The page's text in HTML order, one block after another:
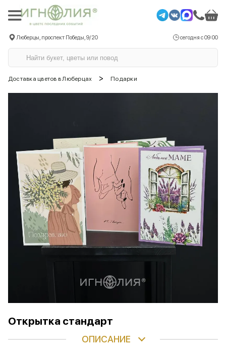
Люберцы, проспект Победы, 9/20 сегодня с 09:00
Доставка цветов в Люберцах > Подарки
Открытка стандарт
ОПИСАНИЕ